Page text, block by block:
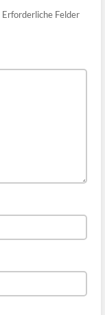
Erforderliche Felder